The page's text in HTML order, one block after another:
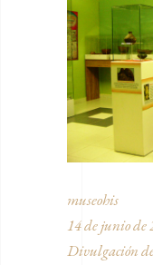
museohis
14 de junio de
Divulgación